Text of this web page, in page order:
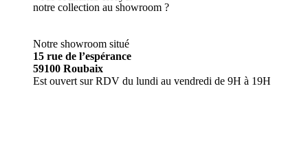
notre collection au showroom ?
Notre showroom situé
15 rue de l’espérance
59100 Roubaix
Est ouvert sur RDV du lundi au vendredi de 9H à 19H